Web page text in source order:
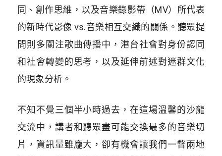
同、創作思維，以及音樂錄影帶（MV）所代表
的新時代影像 vs.音樂相互交織的關係。聽眾提
問則多關注歌曲傳播中，港台社會對身份認同
和社會轉變的思考，以及延伸前述對迷群文化
的現象分析。
不知不覺三個半小時過去，在這場溫馨的沙龍
交流中，講者和聽眾盡可能交換最多的音樂切
片，資訊量雖龐大，卻有機會讓我們一瞥兩地